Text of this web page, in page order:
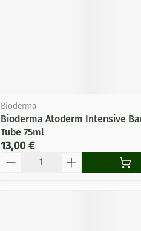
Bioderma
Bioderma Atoderm Intensive
Tube 75ml
13,00 €